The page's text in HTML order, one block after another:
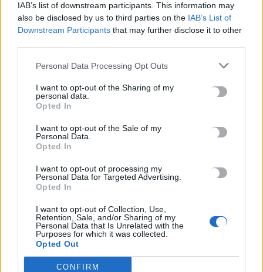
IAB’s list of downstream participants. This information may
also be disclosed by us to third parties on the IAB’s List of
Downstream Participants that may further disclose it to other
Personal Data Processing Opt Outs
I want to opt-out of the Sharing of my
personal data.
Opted In
I want to opt-out of the Sale of my
Personal Data.
Opted In
I want to opt-out of processing my
Personal Data for Targeted Advertising.
Opted In
I want to opt-out of Collection, Use,
Retention, Sale, and/or Sharing of my
Personal Data that Is Unrelated with the
Purposes for which it was collected.
Opted Out
CONFIRM
πιάνου Wolfgang Amadeus Mozart
10 Αυγούστου, 2026
TRENDING
ΣΕΙΣΜΟΣ #ΚΟΛΟΜΒΙΑ #ΣΤΕΛΙΟΣ ΡΑΜΦΟΣ ΚΗΔΕΙΑ